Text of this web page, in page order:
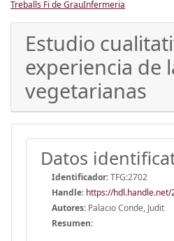
Treballs Fi de GrauInfermeria
Estudio
experiencia de
vegetarianas
Datos
Identificador:TFG:2702
Handle: https://hdl.handle.net/
Autores: Palacio Conde, Judit
Resumen: